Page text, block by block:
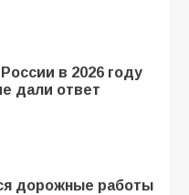
в 2026 году
дали ответ
дорожные работы